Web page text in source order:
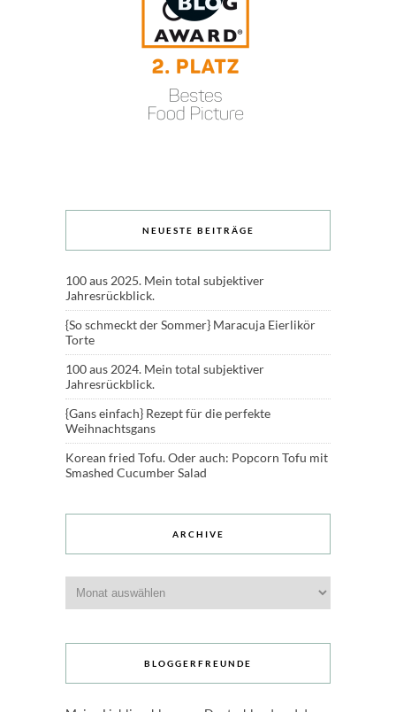
NEUESTE BEITRÄGE
100 aus 2025. Mein total subjektiver
Jahresrückblick.
{So schmeckt der Sommer} Maracuja Eierlikör
Torte
100 aus 2024. Mein total subjektiver
Jahresrückblick.
{Gans einfach} Rezept für die perfekte
Weihnachtsgans
Korean fried Tofu. Oder auch: Popcorn Tofu mit
Smashed Cucumber Salad
ARCHIVE
BLOGGERFREUNDE